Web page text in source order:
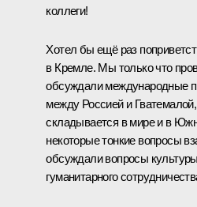
коллеги!
Хотел бы ещё раз
в Кремле. Мы только что
обсуждали международные
между Россией и
складывается в мире и в
некоторые тонкие вопросы
обсуждали вопросы
гуманитарного